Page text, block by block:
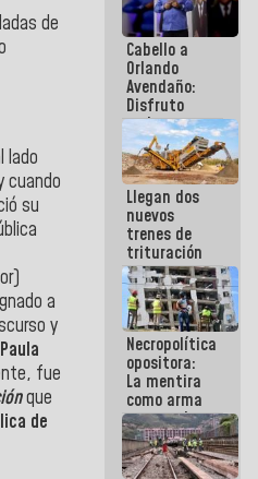
de
lado
cuando
su
a
y
fue
que
de
Cabello a
Orlando
Avendaño:
Disfruto
cada vez
que escribes
porque lo
que haces
es
embarrarla
Llegan dos
nuevos
trenes de
trituración
para
optimizar
manejo de
escombros
en La Guaira
Necropolítica
opositora:
La mentira
como arma
contra el
Pueblo